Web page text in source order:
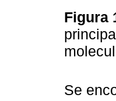
Figura
Se